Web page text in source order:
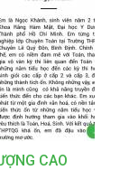
CAO